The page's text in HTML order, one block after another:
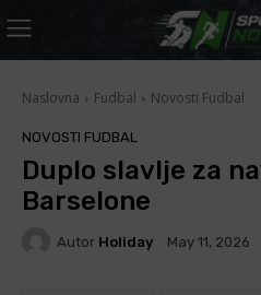
Naslovna Fudbal Novosti Fudbal
NOVOSTI FUDBAL
Duplo slavlje za
Barselone
Autor Holiday May 11, 2026